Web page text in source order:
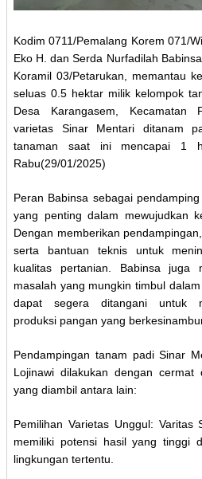
Kodim 0711/Pemalang Korem 071/
Eko H. dan Serda Nurfadilah
Koramil 03/Petarukan, memantau
seluas 0.5 hektar milik kelompok
Desa Karangasem, Kecamatan
varietas Sinar Mentari ditanam
tanaman saat ini mencapai 1
Rabu(29/01/2025)
Peran Babinsa sebagai
yang penting dalam mewujudkan
Dengan memberikan
serta bantuan teknis untuk
kualitas pertanian. Babinsa juga
masalah yang mungkin timbul
dapat segera ditangani untuk
produksi pangan yang
Pendampingan tanam padi Sinar
Lojinawi dilakukan dengan cermat
yang diambil antara lain:
Pemilihan Varietas Unggul: Varitas
memiliki potensi hasil yang tinggi
lingkungan tertentu.